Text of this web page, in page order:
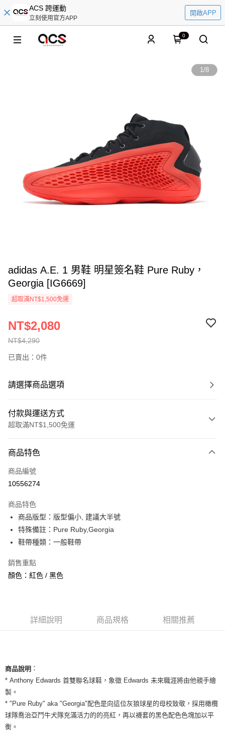
ACS 跨運動
立刻使用官方APP
開啟APP
0
1/8
adidas A.E. 1 男鞋 明星簽名鞋 Pure Ruby，
Georgia [IG6669]
超取滿NT$1,500免運
NT$4,290
NT$2,080
已賣出：0件
請選擇商品選項
付款與運送方式
超取滿NT$1,500免運
信用卡一次付款
信用卡分期付款
合作金庫商業銀行
華南商業銀行
上海商業儲蓄銀行
國泰世華商業銀行
匯豐（台灣）商業銀行
聯邦商業銀行
台灣樂天信用卡公司
超商取貨付款
LINE Pay
街口支付
AFTEE先享後付
便利好安心！
２．便利：只要手機號碼，簡訊認證，即可結帳。
３．安心：先確認商品／服務後，再付款。
【「AFTEE先享後付」結帳流程】
１．於結帳方式選擇「AFTEE先享後付」後，將跳轉至「AFTEE先享後付」
結帳頁面，進行簡訊認證並確認金額後，即可完成結帳。
運送方式
全家取貨付款
每筆NT$60，滿NT$1,500(含以上)免運費
付款後全家取貨
商品特色
商品編號
10556274
商品特色
商品版型：版型偏小, 建議大半號
特殊備註：Pure Ruby,Georgia
鞋帶種類：一般鞋帶
銷售重點
顏色：紅色 / 黑色
詳細說明 商品規格 相關推薦
商品說明 ：
* Anthony Edwards 首雙聯名球鞋，象徵 Edwards 未來職涯將由他親手繪
製。
* "Pure Ruby" aka "Georgia"配色是向這位灰狼球星的母校致敬，採用橄欖
球隊喬治亞鬥牛犬隊充滿活力的的亮紅，再以襪套的黑色配色色塊加以平
衡。